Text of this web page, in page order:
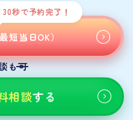
秒で予約完了！
短当日OK）
も可
相談する